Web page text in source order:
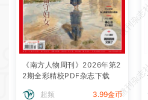
《南方人物周刊》2026年第2
2期全彩精校PDF杂志下载
超频 3.99金币
微刊杂
微刊杂